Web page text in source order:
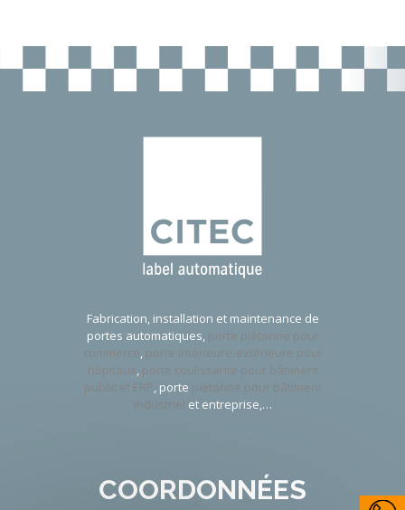
Fabrication, installation et maintenance de
portes automatiques, porte piétonne pour
commerce, porte intérieure-extérieure pour
hôpitaux, porte coulissante pour bâtiment
public et ERP, porte piétonne pour bâtiment
industriel et entreprise,…
COORDONNÉES